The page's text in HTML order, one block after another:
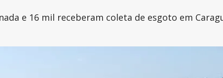
e 16 mil receberam coleta de esgoto em